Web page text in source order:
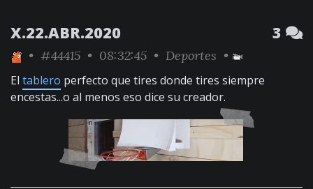
X.22.ABR.2020 3
• #44415 • 08:32:45 • Deportes •
El tablero perfecto que tires donde tires siempre
encestas...o al menos eso dice su creador.